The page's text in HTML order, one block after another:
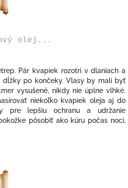
olej...
Pár kvapiek rozotri v dlaniach a
dĺžky po končeky. Vlasy by mali byť
vysušené, nikdy nie úplne vlhké.
niekoľko kvapiek oleja aj do
pre lepšiu ochranu a udržanie
pôsobiť ako kúru počas noci,